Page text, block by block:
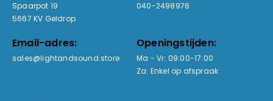
Spaarpot 19
5667 KV Geldrop
040-2498976
Email-adres:
sales@lightandsound.store
Openingstijden:
Ma - Vr: 09:00-17:00
Za: Enkel op afspraak